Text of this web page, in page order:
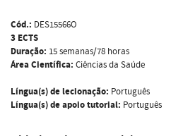
Cód.: DES15566O
3 ECTS
Duração: 15 semanas/78 horas
Área Científica: Ciências da Saúde
Língua(s) de lecionação: Português
Língua(s) de apoio tutorial: Português